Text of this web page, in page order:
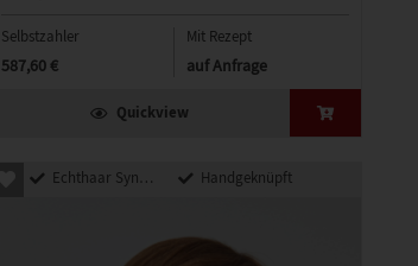
Selbstzahler
587,60 €
Mit Rezept
auf Anfrage
Quickview
Echthaar Synthetik Mix Handgeknüpft